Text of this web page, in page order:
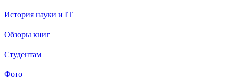
История науки и IT
Обзоры книг
Студентам
Фото